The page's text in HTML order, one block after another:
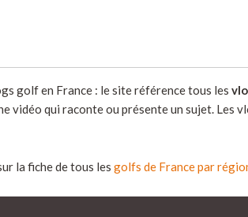
golf en France : le site référence tous les
vidéo qui raconte ou présente un sujet. Les
la fiche de tous les golfs de France par